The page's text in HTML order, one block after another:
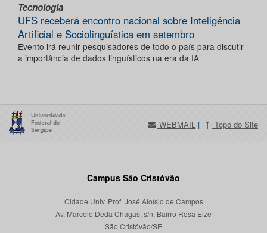
Tecnologia
UFS receberá encontro nacional sobre Inteligência
Artificial e Sociolinguística em setembro
Evento irá reunir pesquisadores de todo o país para discutir
a importância de dados linguísticos na era da IA
WEBMAIL | Topo do Site
Campus São Cristóvão
Cidade Univ. Prof. José Aloísio de Campos
Av. Marcelo Deda Chagas, s/n, Bairro Rosa Elze
São Cristóvão/SE